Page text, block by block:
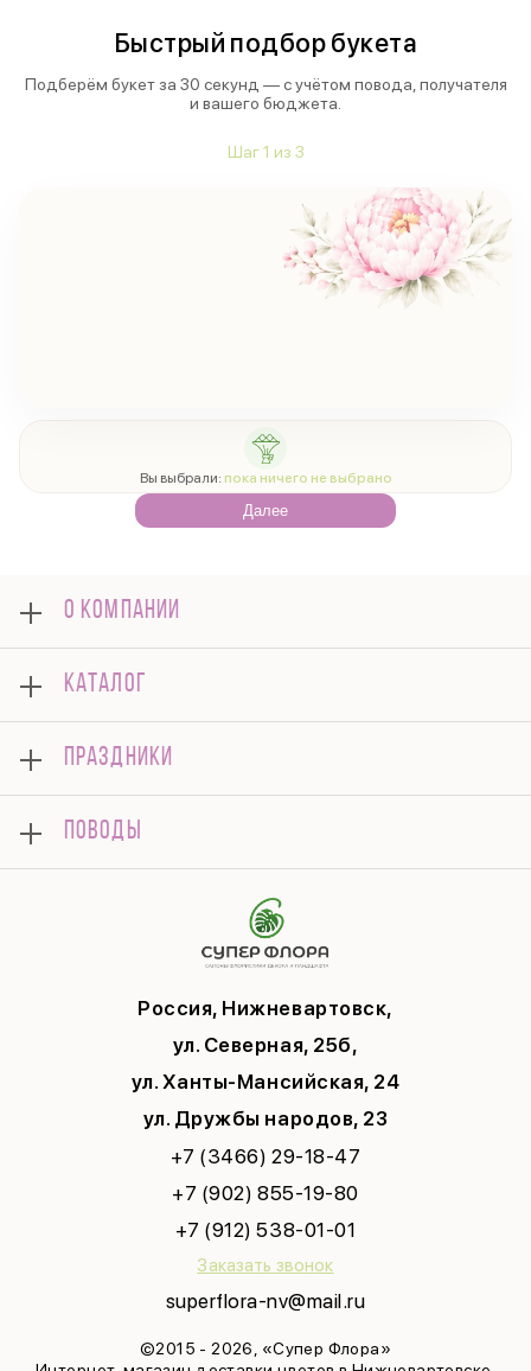
Быстрый подбор букета
Подберём букет за 30 секунд — с учётом повода, получателя
и вашего бюджета.
Шаг1 из 3
Вы выбрали: пока ничего не выбрано
Далее
Россия, Нижневартовск,
ул. Северная, 25б,
ул. Ханты-Мансийская, 24
ул. Дружбы народов, 23
+7 (3466) 29-18-47
+7 (902) 855-19-80
+7 (912) 538-01-01
Заказать звонок
superflora-nv@mail.ru
©2015 - 2026, «Супер Флора»
О КОМПАНИИ
Оплата
Отзывы
Гарантии
Доставка
Корпоративным клиентам
Вопросы и ответы
Политика конфиденциальности
Соглашение на рекламу
КАТАЛОГ
Розы
Композиции
Комнатные
Подарки
Открытки
ПРАЗДНИКИ
14 февраля
День Матери
ПОВОДЫ